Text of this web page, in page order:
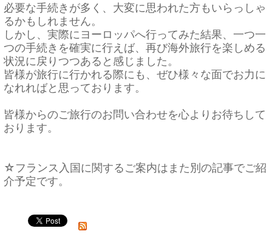
必要な手続きが多く、大変に思われた方もいらっしゃ
るかもしれません。
しかし、実際にヨーロッパへ行ってみた結果、一つ一
つの手続きを確実に行えば、再び海外旅行を楽しめる
状況に戻りつつあると感じました。
皆様が旅行に行かれる際にも、ぜひ様々な面でお力に
なれればと思っております。
皆様からのご旅行のお問い合わせを心よりお待ちして
おります。
☆フランス入国に関するご案内はまた別の記事でご紹
介予定です。